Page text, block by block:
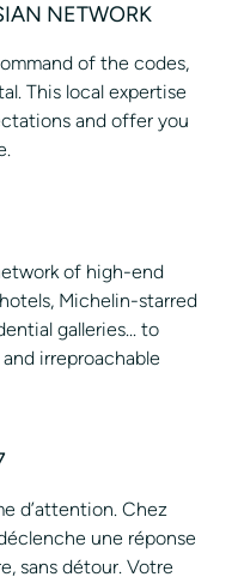
NETWORK
of the codes,
This local expertise
and offer you
of high-end
Michelin-starred
galleries... to
irreproachable
d’attention. Chez
une réponse
sans détour. Votre